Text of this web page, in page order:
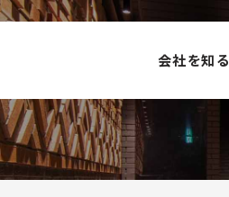
会社を知る
SDGs宣言